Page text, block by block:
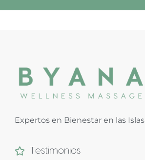
Expertos en Bienestar en las
Testimonios